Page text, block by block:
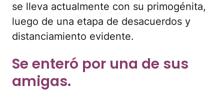
se lleva actualmente con su primogénita,
luego de una etapa de desacuerdos y
distanciamiento evidente.
Se enteró por una de sus
amigas.